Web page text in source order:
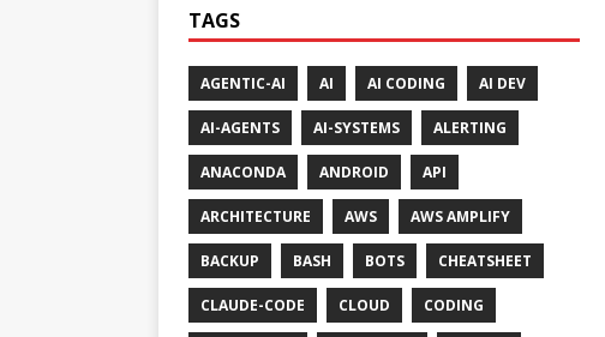
TAGS
AGENTIC-AI AI AI CODING AI DEV
AI-AGENTS AI-SYSTEMS ALERTING
ANACONDA ANDROID API
ARCHITECTURE AWS AWS AMPLIFY
BACKUP BASH BOTS CHEATSHEET
CLAUDE-CODE CLOUD CODING